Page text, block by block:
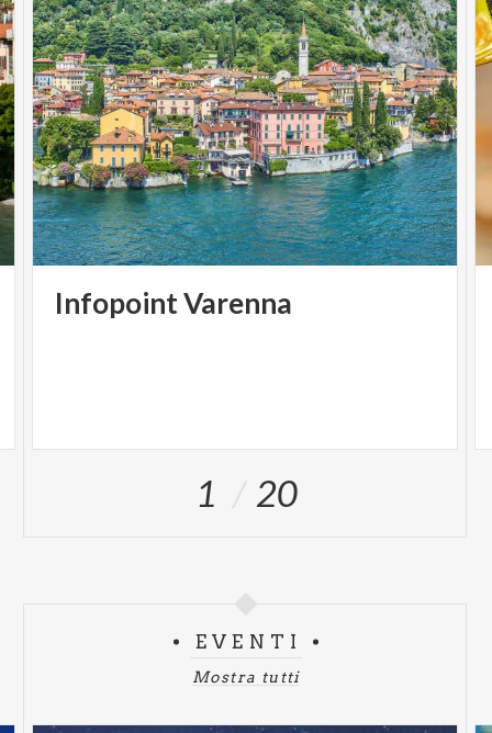
InfopointVarenna
1 20
EVENTI
Mostra tutti